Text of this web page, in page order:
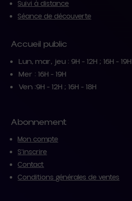
Suivi à distance
Séance de découverte
Accueil public
Lun, mar, jeu : 9H - 12H ; 16H - 19H
Mer : 16H - 19H
Ven :9H - 12H ; 16H - 18H
Abonnement
Mon compte
S'inscrire
Contact
Conditions générales de ventes